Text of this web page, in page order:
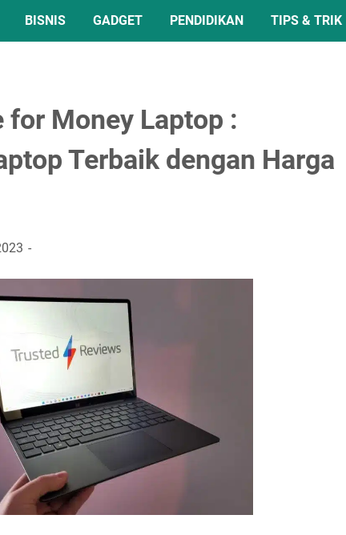
BISNIS GADGET PENDIDIKAN TIPS & TRIK
for Money Laptop :
Terbaik dengan Harga